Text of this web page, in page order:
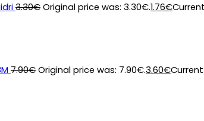
3.30€ Original price was: 3.30€.1.76€
7.90€ Original price was: 7.90€.3.60€